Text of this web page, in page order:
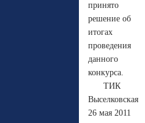
принято
решение об
итогах
проведения
данного
конкурса.
ТИК
Выселковская
26 мая 2011